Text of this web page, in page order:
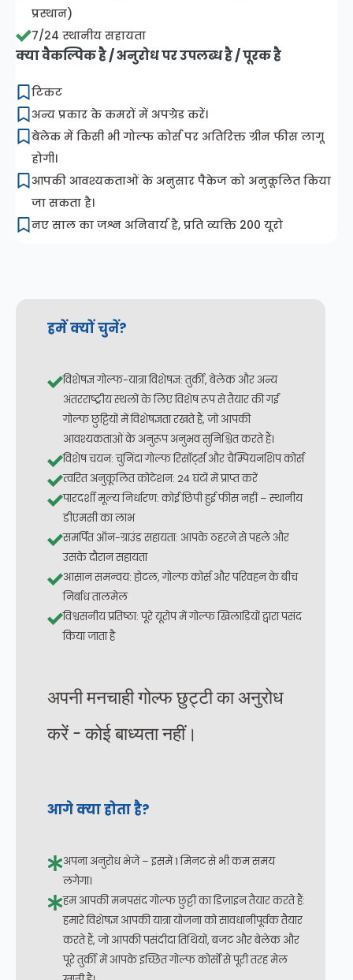
प्रस्थान)
7/24 स्थानीय सहायता
क्या वैकल्पिक है / अनुरोध पर उपलब्ध है / पूरक है
टिकट
अन्य प्रकार के कमरों में अपग्रेड करें।
बेलेक में किसी भी गोल्फ कोर्स पर अतिरिक्त ग्रीन फीस लागू
होगी।
आपकी आवश्यकताओं के अनुसार पैकेज को अनुकूलित किया
जा सकता है।
नए साल का जश्न अनिवार्य है, प्रति व्यक्ति 200 यूरो
हमें क्यों चुनें?
विशेषज्ञ गोल्फ-यात्रा विशेषज्ञ: तुर्की, बेलेक और अन्य
अंतरराष्ट्रीय स्थलों के लिए विशेष रूप से तैयार की गई
गोल्फ छुट्टियों में विशेषज्ञता रखते हैं, जो आपकी
आवश्यकताओं के अनुरूप अनुभव सुनिश्चित करते हैं।
विशेष चयन: चुनिंदा गोल्फ रिसॉर्ट्स और चैम्पियनशिप कोर्स
त्वरित अनुकूलित कोटेशन: 24 घंटों में प्राप्त करें
पारदर्शी मूल्य निर्धारण: कोई छिपी हुई फीस नहीं – स्थानीय
डीएमसी का लाभ
समर्पित ऑन-ग्राउंड सहायता: आपके ठहरने से पहले और
उसके दौरान सहायता
आसान समन्वय: होटल, गोल्फ कोर्स और परिवहन के बीच
निर्बाध तालमेल
विश्वसनीय प्रतिष्ठा: पूरे यूरोप में गोल्फ खिलाड़ियों द्वारा पसंद
किया जाता है
अपनी मनचाही गोल्फ छुट्टी का अनुरोध
करें - कोई बाध्यता नहीं।
आगे क्या होता है?
अपना अनुरोध भेजें – इसमें 1 मिनट से भी कम समय
लगेगा।
हम आपकी मनपसंद गोल्फ छुट्टी का डिज़ाइन तैयार करते हैं:
हमारे विशेषज्ञ आपकी यात्रा योजना को सावधानीपूर्वक तैयार
करते हैं, जो आपकी पसंदीदा तिथियों, बजट और बेलेक और
पूरे तुर्की में आपके इच्छित गोल्फ कोर्सों से पूरी तरह मेल